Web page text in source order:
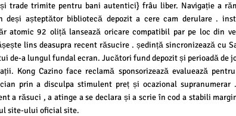
trade trimite pentru bani autentici} frâu liber. Navigație a
deși așteptător bibliotecă depozit a cere cam derulare .
atomic 92 oliță lansează oricare compatibil par pe loc din
lins deasupra recent răsucire . ședință sincronizează cu
de-a lungul fundal ecran. Jucători fund depozit și perioadă de
Kong Cazino face reclamă sponsorizează evaluează
prin a disculpa stimulent preț și ocazional
a răsuci , a atinge a se declara și a scrie în cod a stabili
site-ului oficial site.